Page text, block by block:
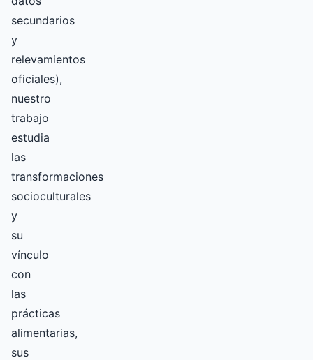
secundarios
y
relevamientos
oficiales),
nuestro
trabajo
estudia
las
transformaciones
socioculturales
y
su
vínculo
con
las
prácticas
alimentarias,
sus